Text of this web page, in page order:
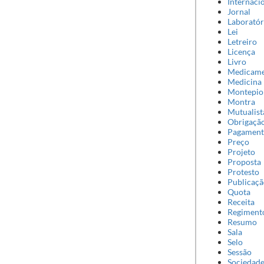
Jornal
Lei
Letreiro
Licença
Livro
Medicina
Montepio
Montra
Preço
Projeto
Proposta
Protesto
Quota
Receita
Resumo
Sala
Selo
Sessão